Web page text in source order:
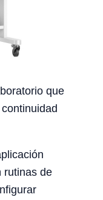
que
rutinas de